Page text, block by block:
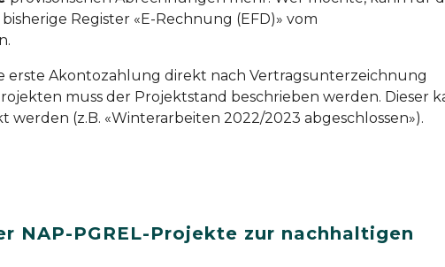
Register «E-Rechnung (EFD)» vom
erste Akontozahlung direkt nach Vertragsunterzeichnung
muss der Projektstand beschrieben werden. Dieser
(z.B. «Winterarbeiten 2022/2023 abgeschlossen»).
NAP-PGREL-Projekte zur nachhaltigen